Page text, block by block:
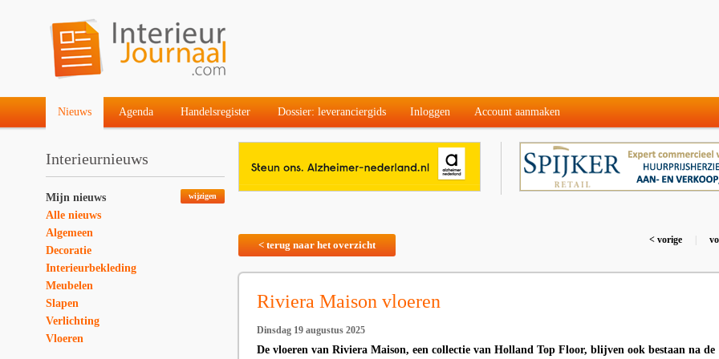
Nieuws Agenda Handelsregister Dossier: leveranciergids Inloggen Account aanmaken
Interieurnieuws
wijzigen
Mijn nieuws
Alle nieuws
Algemeen
Decoratie
Interieurbekleding
Meubelen
Slapen
Verlichting
Vloeren
< terug naar het overzicht < vorige
Riviera Maison vloeren
Dinsdag 19 augustus 2025
De vloeren van Riviera Maison, een collectie van Holland Top Floor, blijven ook bestaan na de